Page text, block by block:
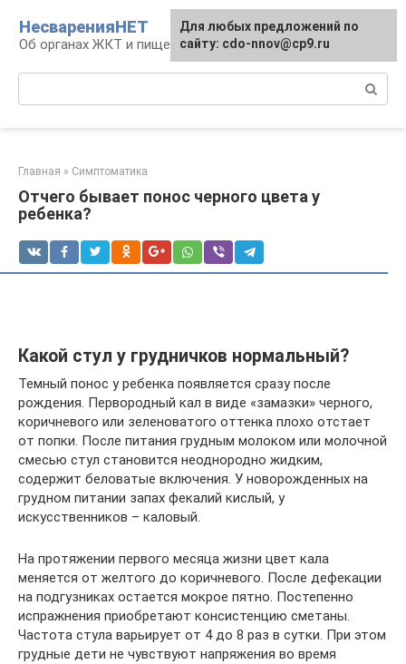
контенту
НесваренияНЕТ
Об органах ЖКТ и пищеварении
Главная » Симптоматика
Отчего бывает понос черного цвета у
ребенка?
Какой стул у грудничков нормальный?
Темный понос у ребенка появляется сразу после
рождения. Первородный кал в виде «замазки» черного,
коричневого или зеленоватого оттенка плохо отстает
от попки. После питания грудным молоком или молочной
смесью стул становится неоднородно жидким,
содержит беловатые включения. У новорожденных на
грудном питании запах фекалий кислый, у
искусственников – каловый.
На протяжении первого месяца жизни цвет кала
меняется от желтого до коричневого. После дефекации
на подгузниках остается мокрое пятно. Постепенно
испражнения приобретают консистенцию сметаны.
Частота стула варьирует от 4 до 8 раз в сутки. При этом
грудные дети не чувствуют напряжения во время
Для любых предложений по
сайту: cdo-nnov@cp9.ru